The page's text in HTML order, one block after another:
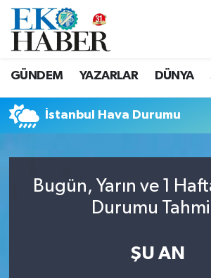
GÜNDEM YAZARLAR DÜNYA
İstanbul Hava Durumu
Bugün, Yarın ve 1
Durumu
ŞU AN
Hava Durumu
Süper Lig Puan Durumu ve
Tüm Manşetler
Son Dakika Haberleri